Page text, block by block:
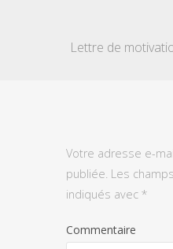
Votre adresse e-
publiée. Les
indiqués avec *
Commentaire